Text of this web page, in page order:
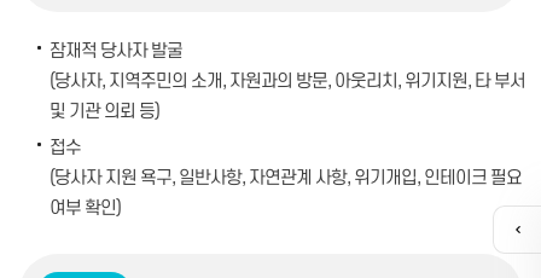
잠재적 당사자 발굴
(당사자, 지역주민의 소개, 자원과의 방문, 아웃리치, 위기지원, 타 부서
및 기관 의뢰 등)
접수
(당사자 지원 욕구, 일반사항, 자연관계 사항, 위기개입, 인테이크 필요
여부 확인)
퀵
메